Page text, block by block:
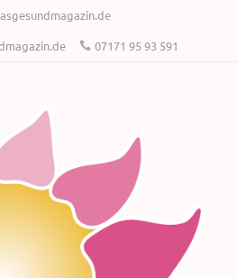
07171 95 93 591